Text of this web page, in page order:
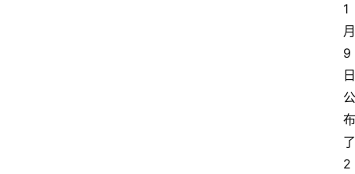
1
月
9
日
公
布
了
2